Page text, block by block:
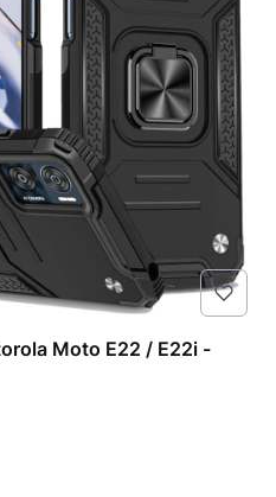
Moto E22 / E22i -